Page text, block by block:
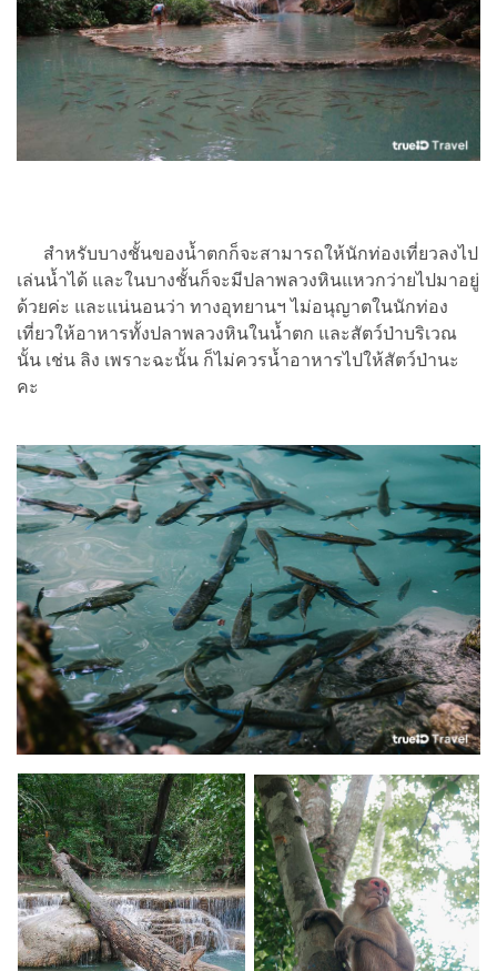
สำหรับบางชั้นของน้ำตกก็จะสามารถให้นักท่องเที่ยวลงไป
เล่นน้ำได้ และในบางชั้นก็จะมีปลาพลวงหินแหวกว่ายไปมาอยู่
ด้วยค่ะ และแน่นอนว่า ทางอุทยานฯ ไม่อนุญาตในนักท่อง
เที่ยวให้อาหารทั้งปลาพลวงหินในน้ำตก และสัตว์ป่าบริเวณ
นั้น เช่น ลิง เพราะฉะนั้น ก็ไม่ควรน้ำอาหารไปให้สัตว์ป่านะ
คะ